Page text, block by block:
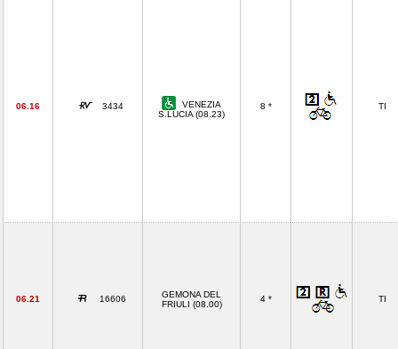
06.16 3434
VENEZIA
S.LUCIA (08.23)
8 * TI
06.21 16606
GEMONA DEL
FRIULI (08.00)
4 * TI